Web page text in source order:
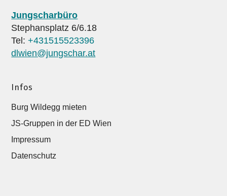
Jungscharbüro
Stephansplatz 6/6.18
Tel:+431515523396
dlwien@jungschar.at
Infos
Burg Wildegg mieten
JS-Gruppen in der ED Wien
Impressum
Datenschutz